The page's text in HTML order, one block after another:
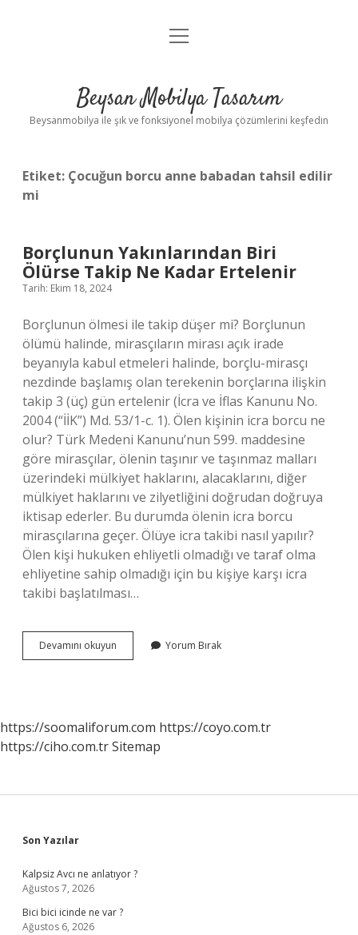
Anasayfa
Yasal Uyarı
menüyü
Beysan Mobilya Tasarım
Beysanmobilya ile şık ve fonksiyonel mobilya çözümlerini keşfedin
Etiket: Çocuğun borcu anne babadan tahsil edilir
mi
Borçlunun Yakınlarından Biri
Ölürse Takip Ne Kadar Ertelenir
Tarih: Ekim 18, 2024
Borçlunun ölmesi ile takip düşer mi? Borçlunun
ölümü halinde, mirasçıların mirası açık irade
beyanıyla kabul etmeleri halinde, borçlu-mirasçı
nezdinde başlamış olan terekenin borçlarına ilişkin
takip 3 (üç) gün ertelenir (İcra ve İflas Kanunu No.
2004 (“İİK”) Md. 53/1-c. 1). Ölen kişinin icra borcu ne
olur? Türk Medeni Kanunu’nun 599. maddesine
göre mirasçılar, ölenin taşınır ve taşınmaz malları
üzerindeki mülkiyet haklarını, alacaklarını, diğer
mülkiyet haklarını ve zilyetliğini doğrudan doğruya
iktisap ederler. Bu durumda ölenin icra borcu
mirasçılarına geçer. Ölüye icra takibi nasıl yapılır?
Ölen kişi hukuken ehliyetli olmadığı ve taraf olma
ehliyetine sahip olmadığı için bu kişiye karşı icra
takibi başlatılması…
Devamını okuyun Borçlunun
Yakınlarından
Kadar
Ertelenir
Yorum Bırak
https://soomaliforum.com https://coyo.com.tr
https://ciho.com.trSitemap
Sidebar
Son Yazılar
Kalpsiz Avcı ne anlatıyor ?
Ağustos 7, 2026
Bici bici icinde ne var ?
Ağustos 6, 2026